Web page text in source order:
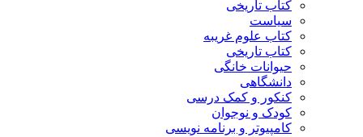
کتاب تاریخی
سیاست
کتاب علوم غریبه
کتاب تاریخی
حیوانات خانگی
دانشگاهی
کنکور و کمک‌ درسی
کودک و نوجوان
کامپیوتر و برنامه نویسی